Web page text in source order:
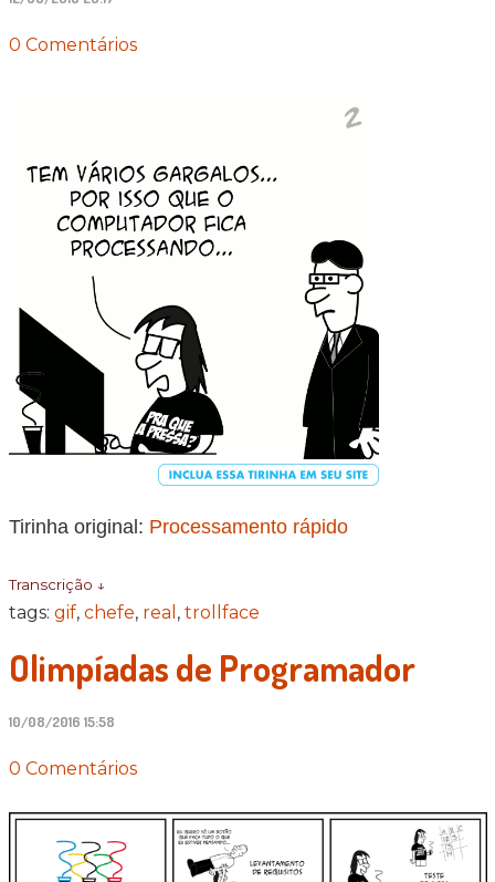
0 Comentários
Tirinha original: Processamento rápido
Transcrição ↓
tags: gif, chefe, real , trollface
Olimpíadas de Programador
10/08/2016 15:58
0 Comentários